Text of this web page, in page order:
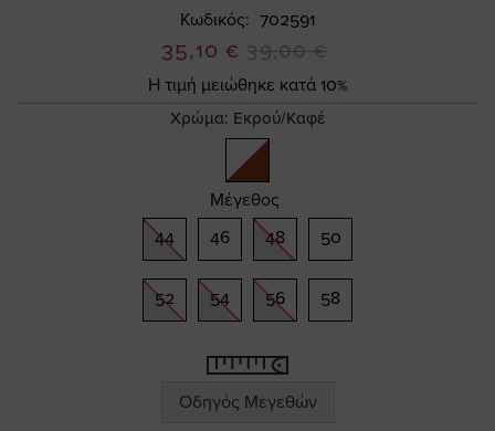
Κωδικός 702591
Ειδική
Τιμή
35,10 € 39,00 €
Η τιμή μειώθηκε κατά 10%
Χρώμα: Εκρού/Καφέ
Μέγεθος
44
46 48 50
52 54 56 58
Οδηγός Μεγεθών